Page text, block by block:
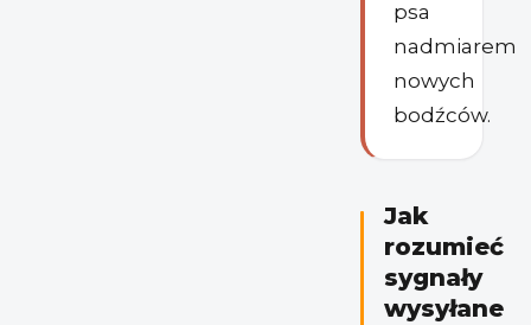
psa
nadmiarem
nowych
bodźców.
Jak
rozumieć
sygnały
wysyłane